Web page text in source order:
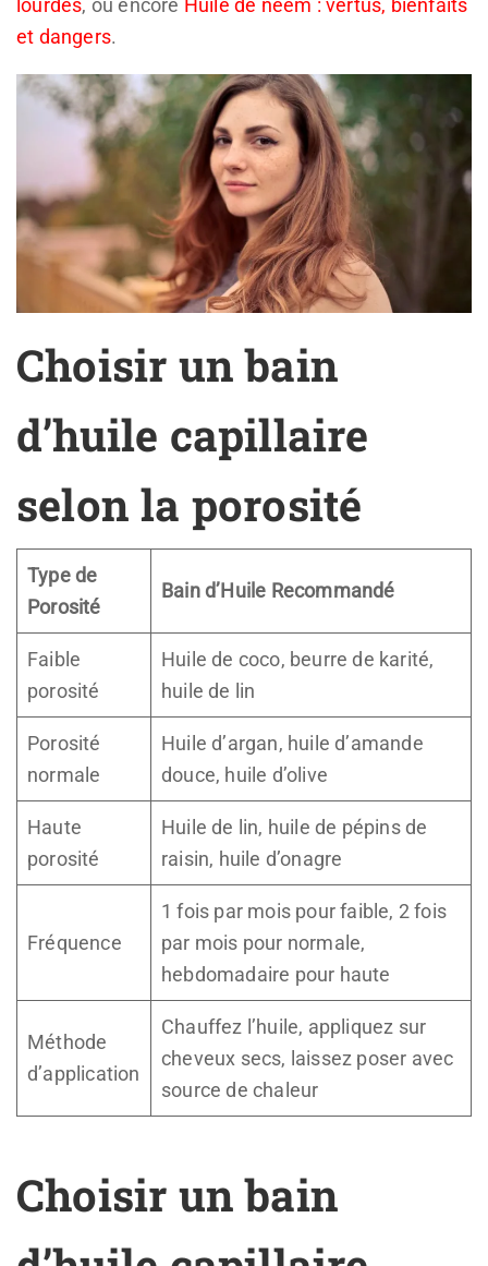
lourdes, ou encore Huile de neem : vertus, bienfaits
et dangers.
Choisir un bain
d’huile capillaire
selon la porosité
Type de
Porosité
Bain d’Huile Recommandé
Faible
porosité
Huile de coco, beurre de karité,
huile de lin
Porosité
normale
Huile d’argan, huile d’amande
douce, huile d’olive
Haute
porosité
Huile de lin, huile de pépins de
raisin, huile d’onagre
Fréquence
1 fois par mois pour faible, 2 fois
par mois pour normale,
hebdomadaire pour haute
Méthode
d’application
Chauffez l’huile, appliquez sur
cheveux secs, laissez poser avec
source de chaleur
Choisir un bain